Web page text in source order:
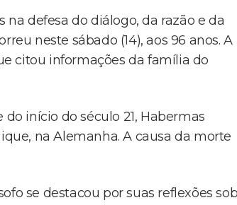
defesa do diálogo, da razão e da
neste sábado (14), aos 96 anos. A
citou informações da família do
início do século 21, Habermas
na Alemanha. A causa da morte
se destacou por suas reflexões